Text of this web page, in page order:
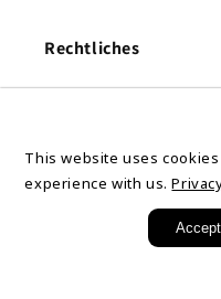
Rechtliches
Datenschutzerklärung
This website uses
experience with us.
Accept